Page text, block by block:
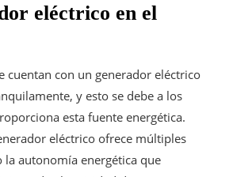
eléctrico en el
cuentan con un generador eléctrico
y esto se debe a los
esta fuente energética.
eléctrico ofrece múltiples
la autonomía energética que